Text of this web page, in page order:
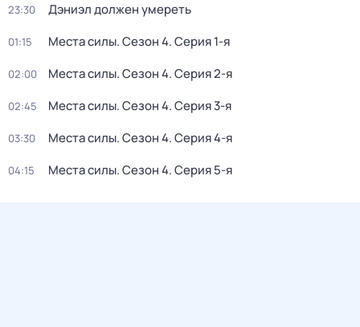
23:30 Дэниэл должен умереть
01:15 Места силы. Сезон 4. Серия 1-я
02:00 Места силы. Сезон 4. Серия 2-я
02:45 Места силы. Сезон 4. Серия 3-я
03:30 Места силы. Сезон 4. Серия 4-я
04:15 Места силы. Сезон 4. Серия 5-я